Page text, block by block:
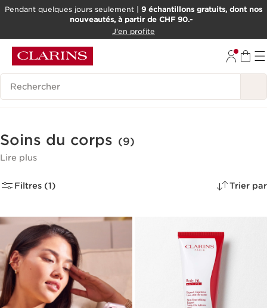
ALLER AU CONTENU
OUTIL D'ACCESSIBILITÉ
Pendant quelques jours seulement | 9 échantillons gratuits, dont nos
nouveautés, à partir de CHF 90.-
J'en profite
Historique des recherches
Soins du corps (9)
Lire plus
Filtres (1) Trier par